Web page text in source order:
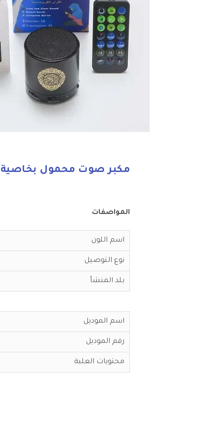
مكبر صوت محمول بخاصية
المواصفات
اسم اللون
نوع التوصيل
بلد المنشأ
اسم الموديل
رقم الموديل
محتويات العلبة